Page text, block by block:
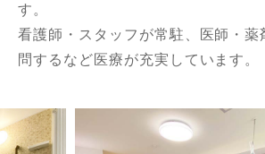
す。
看護師・スタッフが常駐、医師・薬
問するなど医療が充実しています。